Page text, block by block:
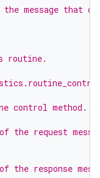
message that
routine.
control method.
the request
response